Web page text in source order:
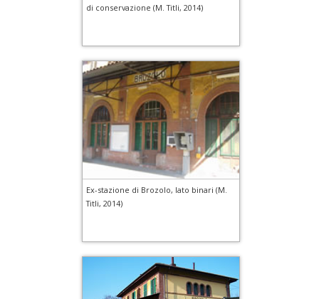
di conservazione (M. Titli, 2014)
Ex-stazione di Brozolo, lato binari (M.
Titli, 2014)